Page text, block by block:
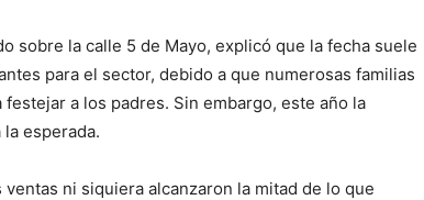
sobre la calle 5 de Mayo, explicó que la fecha suele
para el sector, debido a que numerosas familias
a los padres. Sin embargo, este año la
esperada.
ni siquiera alcanzaron la mitad de lo que